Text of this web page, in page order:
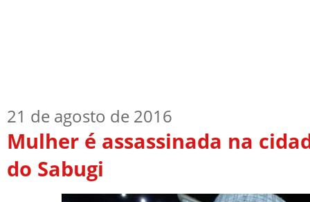
21 de agosto de 2016
Mulher é assassinada na
do Sabugi